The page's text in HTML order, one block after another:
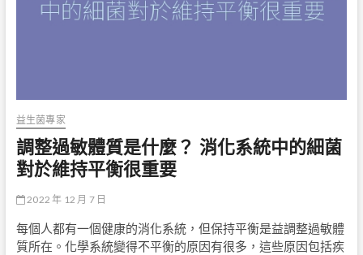
益生菌專家
調整過敏體質是什麼？ 消化系統中的細菌
對於維持平衡很重要
2022 年 12 月 7 日
每個人都有一個健康的消化系統，但保持平衡是益調整過敏體
質所在。化學系統變得不平衡的原因有很多，這些原因包括疾